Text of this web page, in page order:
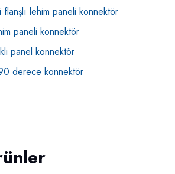
lehim paneli konnektör
paneli konnektör
panel konnektör
derece konnektör